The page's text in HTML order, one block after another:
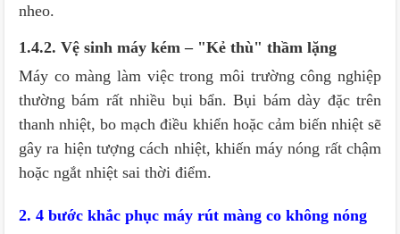
nheo.
1.4.2. Vệ sinh máy kém – "Kẻ thù" thầm lặng
Máy co màng làm việc trong môi trường công nghiệp
thường bám rất nhiều bụi bẩn. Bụi bám dày đặc trên
thanh nhiệt, bo mạch điều khiển hoặc cảm biến nhiệt sẽ
gây ra hiện tượng cách nhiệt, khiến máy nóng rất chậm
hoặc ngắt nhiệt sai thời điểm.
2. 4 bước khắc phục máy rút màng co không nóng